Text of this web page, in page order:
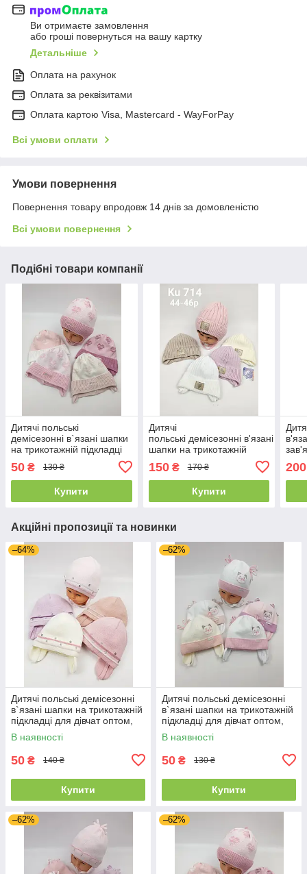
Ви отримаєте замовлення
або гроші повернуться на вашу картку
Детальніше
Оплата на рахунок
Оплата за реквізитами
Оплата картою Visa, Mastercard - WayForPay
Всі умови оплати
Умови повернення
Повернення товару впродовж 14 днів за домовленістю
Всі умови повернення
Подібні товари компанії
Дитячі польські
демісезонні в`язані шапки
на трикотажній підкладці
для дівчат оптом, р.42-44,
Grans
50 ₴ 130 ₴
Купити
Дитячі
польські демісезонні в'язані
шапки на трикотажній
підкладці оптом для дівчат,
р.44-46, Grans
150₴ 170 ₴
Купити
200
Акційні пропозиції та новинки
–64%
Дитячі польські демісезонні
в`язані шапки на трикотажній
підкладці для дівчат оптом,
р.46-48, Agbo
В наявності
50 ₴ 140 ₴
Купити
–62%
Дитячі польські демісезонні
в`язані шапки на трикотажній
підкладці для дівчат оптом,
р.38-40, Grans
В наявності
50 ₴ 130 ₴
Купити
–62% –62%